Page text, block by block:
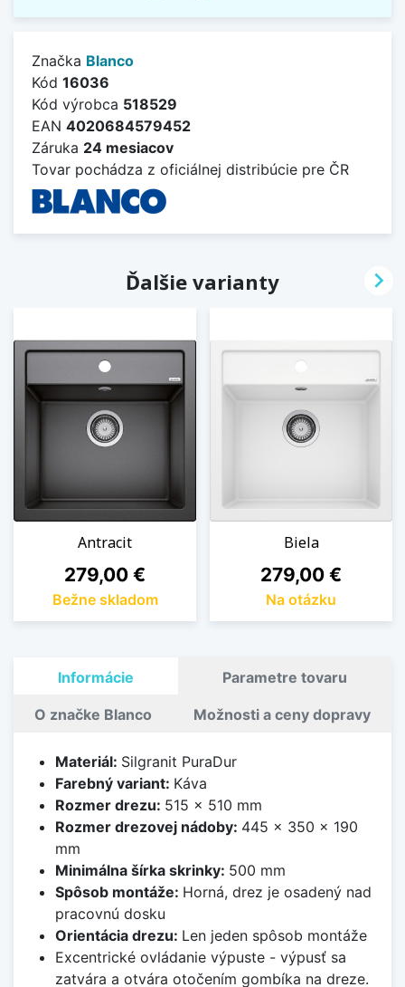
Značka Blanco
Kód 16036
Kód výrobca 518529
EAN 4020684579452
Záruka 24 mesiacov
Tovar pochádza z oficiálnej distribúcie pre ČR
Ďalšie varianty
Antracit
Cena
279,00 €
Bežne skladom
Biela
Cena
279,00 €
Na otázku

Informácie Parametre tovaru
O značke Blanco Možnosti a ceny dopravy
Materiál: Silgranit PuraDur
Farebný variant: Káva
Rozmer drezu: 515 x 510 mm
Rozmer drezovej nádoby: 445 x 350 x 190
mm
Minimálna šírka skrinky: 500 mm
Spôsob montáže: Horná, drez je osadený nad
pracovnú dosku
Orientácia drezu: Len jeden spôsob montáže
Excentrické ovládanie výpuste - výpusť sa
zatvára a otvára otočením gombíka na dreze.